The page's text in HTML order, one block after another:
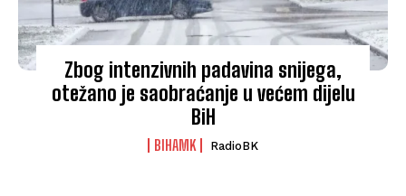
Zbog intenzivnih padavina snijega,
otežano je saobraćanje u većem dijelu
BiH
BIHAMK RadioBK